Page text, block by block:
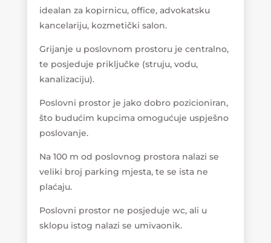
idealan za kopirnicu, office, advokatsku
kancelariju, kozmetički salon.
Grijanje u poslovnom prostoru je centralno,
te posjeduje priključke (struju, vodu,
kanalizaciju).
Poslovni prostor je jako dobro pozicioniran,
što budućim kupcima omogućuje uspješno
poslovanje.
Na 100 m od poslovnog prostora nalazi se
veliki broj parking mjesta, te se ista ne
plaćaju.
Poslovni prostor ne posjeduje wc, ali u
sklopu istog nalazi se umivaonik.